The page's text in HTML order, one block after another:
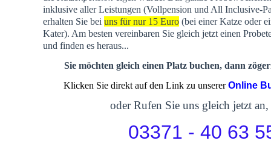
inklusive aller Leistungen (Vollpension und All Inclusive-
erhalten Sie bei uns für nur 15 Euro(bei einer Katze oder
Kater). Am besten vereinbaren Sie gleich jetzt einen
und finden es heraus...
Sie möchten gleich einen Platz buchen, dann
Klicken Sie direkt auf den Link zu unsererOnline
oder Rufen Sie uns gleich jetzt an,
03371 - 40 63